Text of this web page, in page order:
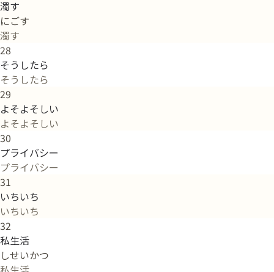
濁す
にごす
濁す
28
そうしたら
そうしたら
29
よそよそしい
よそよそしい
30
プライバシー
プライバシー
31
いちいち
いちいち
32
私生活
しせいかつ